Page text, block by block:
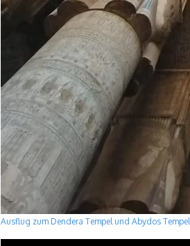
Ausflug zum Dendera Tempel und Abydos Tempel